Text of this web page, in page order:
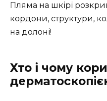
Пляма на шкірі
кордони, структури,
на долоні!
Хто і чому